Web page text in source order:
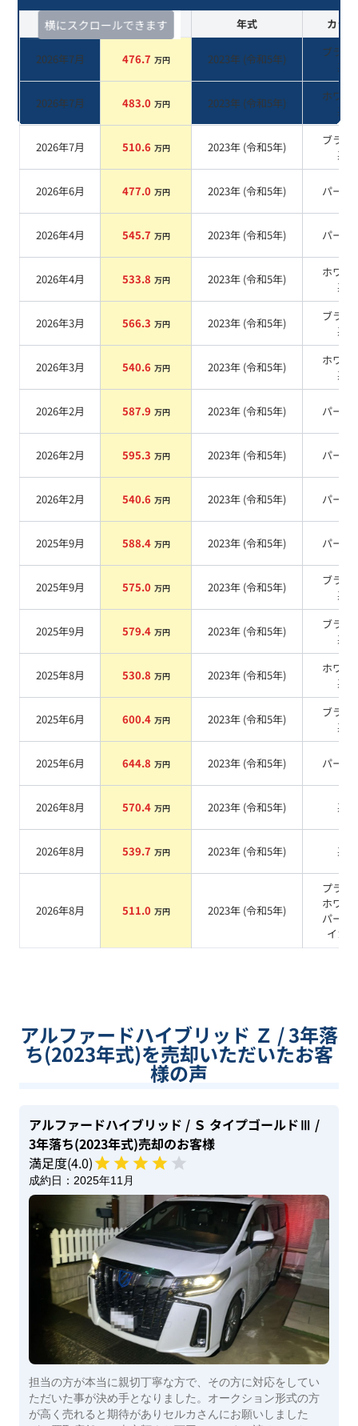
横にスクロールできます
査定時期 セルカ実績 年式 カラー
2026年7月 476.7 万円 2023年 (令和5年)
ブラウ
系
2026年7月 483.0 万円 2023年 (令和5年)
ホワイ
系
2026年7月 510.6 万円 2023年 (令和5年)
ブラッ
系
2026年6月 477.0 万円 2023年 (令和5年) パール
2026年4月 545.7 万円 2023年 (令和5年) パール
2026年4月 533.8 万円 2023年 (令和5年)
ホワイ
系
2026年3月 566.3 万円 2023年 (令和5年)
ブラッ
系
2026年3月 540.6 万円 2023年 (令和5年)
ホワイ
系
2026年2月 587.9 万円 2023年 (令和5年) パール
2026年2月 595.3 万円 2023年 (令和5年) パール
2026年2月 540.6 万円 2023年 (令和5年) パール
2025年9月 588.4 万円 2023年 (令和5年) パール
2025年9月 575.0 万円 2023年 (令和5年)
ブラッ
系
2025年9月 579.4 万円 2023年 (令和5年)
ブラッ
系
2025年8月 530.8 万円 2023年 (令和5年)
ホワイ
系
2025年6月 600.4 万円 2023年 (令和5年)
ブラッ
系
2025年6月 644.8 万円 2023年 (令和5年) パール
2026年8月 570.4 万円 2023年 (令和5年) 系
2026年8月 539.7 万円 2023年 (令和5年) 系
2026年8月 511.0 万円 2023年 (令和5年)
プラチ
ホワイ
パール
イカ
アルファードハイブリッド Ｚ / 3年落
ち(2023年式)を売却いただいたお客
様の声
アルファードハイブリッド / Ｓ タイプゴールドⅢ /
3年落ち(2023年式)売却のお客様
満足度(4.0)
成約日： 2025年11月
担当の方が本当に親切丁寧な方で、その方に対応をしてい
ただいた事が決め手となりました。オークション形式の方
が高く売れると期待がありセルカさんにお願いしました